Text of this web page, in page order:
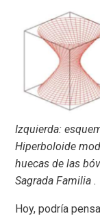
Izquierda:
Hiperboloide
huecas de las
Sagrada Familia .
Hoy, podría